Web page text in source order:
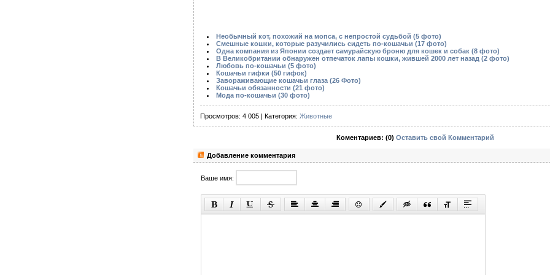
Необычный кот, похожий на мопса, с непростой судьбой (5 фото)
Смешные кошки, которые разучились сидеть по-кошачьи (17 фото)
Одна компания из Японии создает самурайскую броню для кошек и собак (8 фото)
В Великобритании обнаружен отпечаток лапы кошки, жившей 2000 лет назад (2 фото)
Любовь по-кошачьи (5 фото)
Кошачьи гифки (50 гифок)
Завораживающие кошачьи глаза (26 Фото)
Кошачьи обязанности (21 фото)
Мода по-кошачьи (30 фото)
Просмотров: 4 005 | Категория: Животные
Коментариев: (0) Оставить свой Комментарий
Добавление комментария
Ваше имя: